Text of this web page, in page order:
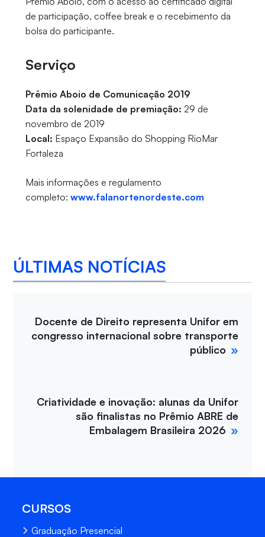
de participação, coffee break e o recebimento da
bolsa do participante.
Serviço
Prêmio Aboio de Comunicação 2019
Data da solenidade de premiação: 29 de
novembro de 2019
Local: Espaço Expansão do Shopping RioMar
Fortaleza
Mais informações e regulamento
completo: www.falanortenordeste.com
ÚLTIMAS NOTÍCIAS
Docente de Direito representa Unifor em
congresso internacional sobre transporte
público
Criatividade e inovação: alunas da Unifor
são finalistas no Prêmio ABRE de
Embalagem Brasileira 2026
CURSOS
Graduação Presencial